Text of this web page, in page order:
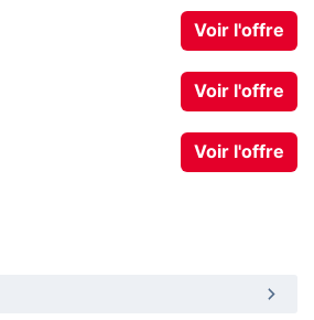
Voir l'offre
Voir l'offre
Voir l'offre